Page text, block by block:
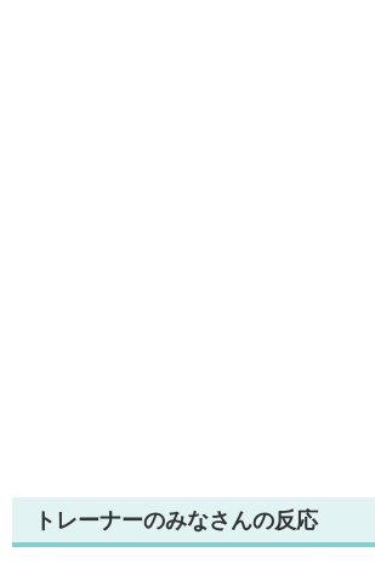
トレーナーのみなさんの反応